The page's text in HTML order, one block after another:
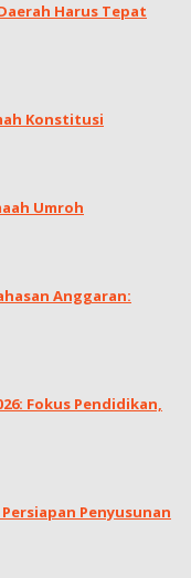
Harus Tepat
Konstitusi
Umroh
Anggaran:
Fokus Pendidikan,
Penyusunan